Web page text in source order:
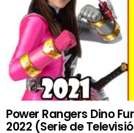
Power Rangers Dino
2022 (Serie de